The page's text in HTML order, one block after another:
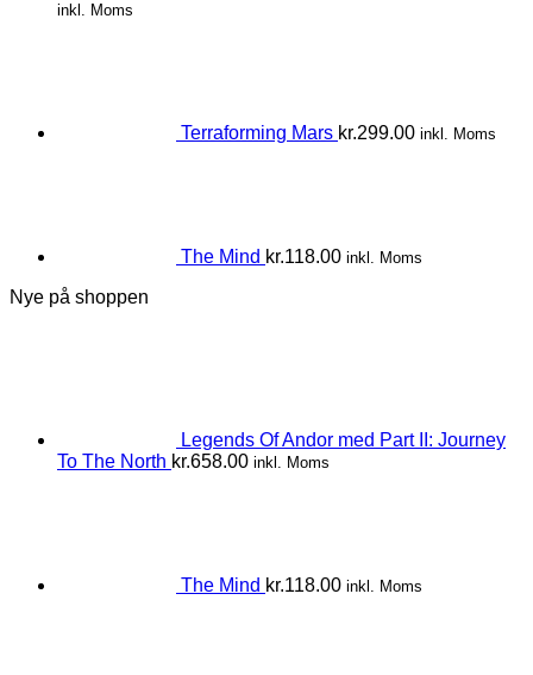
inkl. Moms
Terraforming Mars kr.299.00 inkl. Moms
The Mind kr.118.00 inkl. Moms
Nye på shoppen
Legends Of Andor med Part II: Journey
To The North kr.658.00 inkl. Moms
The Mind kr.118.00 inkl. Moms